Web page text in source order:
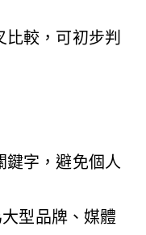
較，可初步判
鍵字，避免個人
型品牌、媒體